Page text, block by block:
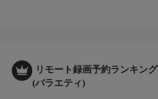
リモート録画予約ランキング
(バラエティ)